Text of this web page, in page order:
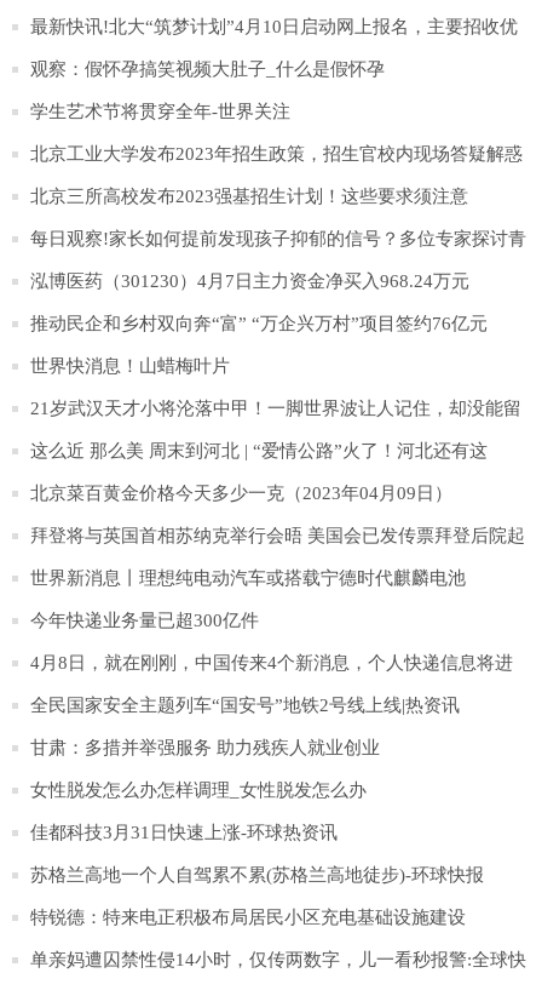
最新快讯!北大“筑梦计划”4月10日启动网上报名，主要招收优
秀农村学生
观察：假怀孕搞笑视频大肚子_什么是假怀孕
学生艺术节将贯穿全年-世界关注
北京工业大学发布2023年招生政策，招生官校内现场答疑解惑
_每日快播
北京三所高校发布2023强基招生计划！这些要求须注意
每日观察!家长如何提前发现孩子抑郁的信号？多位专家探讨青
少年抑郁防治
泓博医药（301230）4月7日主力资金净买入968.24万元
推动民企和乡村双向奔“富” “万企兴万村”项目签约76亿元
世界快消息！山蜡梅叶片
21岁武汉天才小将沦落中甲！一脚世界波让人记住，却没能留
在中超！
这么近 那么美 周末到河北 | “爱情公路”火了！河北还有这
些“爱情打卡地”超浪漫！|环球快消息
北京菜百黄金价格今天多少一克（2023年04月09日）
拜登将与英国首相苏纳克举行会晤 美国会已发传票拜登后院起
火
世界新消息丨理想纯电动汽车或搭载宁德时代麒麟电池
今年快递业务量已超300亿件
4月8日，就在刚刚，中国传来4个新消息，个人快递信息将进
行加密_当前报道
全民国家安全主题列车“国安号”地铁2号线上线|热资讯
甘肃：多措并举强服务 助力残疾人就业创业
女性脱发怎么办怎样调理_女性脱发怎么办
佳都科技3月31日快速上涨-环球热资讯
苏格兰高地一个人自驾累不累(苏格兰高地徒步)-环球快报
特锐德：特来电正积极布局居民小区充电基础设施建设
单亲妈遭囚禁性侵14小时，仅传两数字，儿一看秒报警:全球快